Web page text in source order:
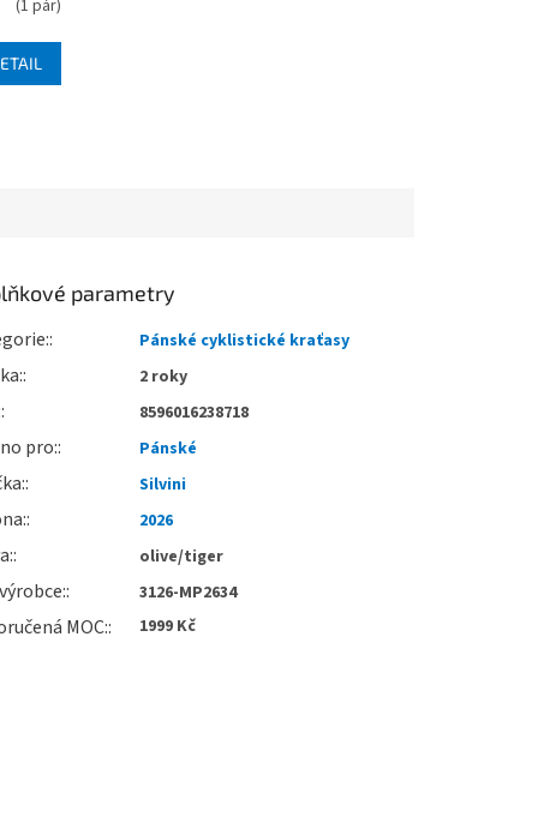
(1 pár)
parametry
: Pánské cyklistické kraťasy
: 2 roky
8596016238718
pro: Pánské
: Silvini
: 2026
: olive/tiger
: 3126-MP2634
MOC: 1999 Kč